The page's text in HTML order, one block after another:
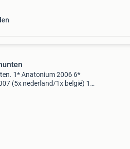
1* Anatonium 2006 6*
(5x nederland/1x belgië) 1*